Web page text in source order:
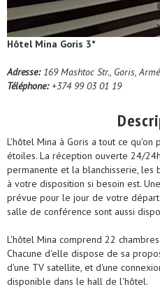
Hôtel Mina Goris 3*
Adresse:169 Mashtoc Str., Goris,
Téléphone:+374 99 03 01 19
L'hôtel Mina à Goris a tout ce qu'on
étoiles. La réception ouverte 24/
permanente et la blanchisserie,
à votre disposition si besoin est.
prévue pour le jour de votre
salle de conférence sont aussi
L'hôtel Mina comprend 22
Chacune d'elle dispose de sa
d'une TV satellite, et d'une
disponible dans le hall de l'hôtel.